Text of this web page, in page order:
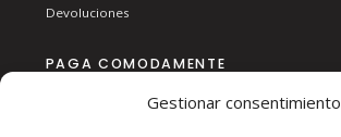
Gestionar consentimiento
Devoluciones
PAGA COMODAMENTE